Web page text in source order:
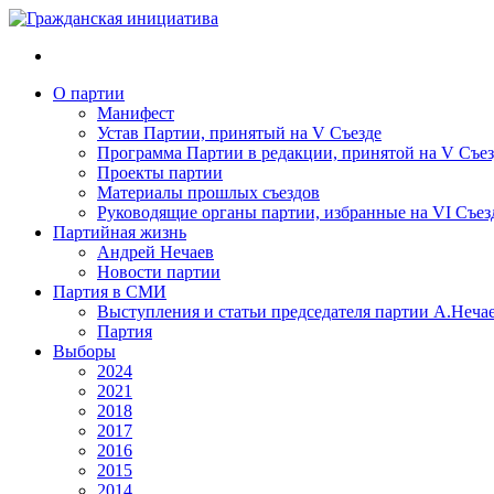
О партии
Манифест
Устав Партии, принятый на V Съезде
Программа Партии в редакции, принятой на V
Проекты партии
Материалы прошлых съездов
Руководящие органы партии, избранные на VI
Партийная жизнь
Андрей Нечаев
Новости партии
Партия в СМИ
Выступления и статьи председателя партии
Партия
Выборы
2024
2021
2018
2017
2016
2015
2014